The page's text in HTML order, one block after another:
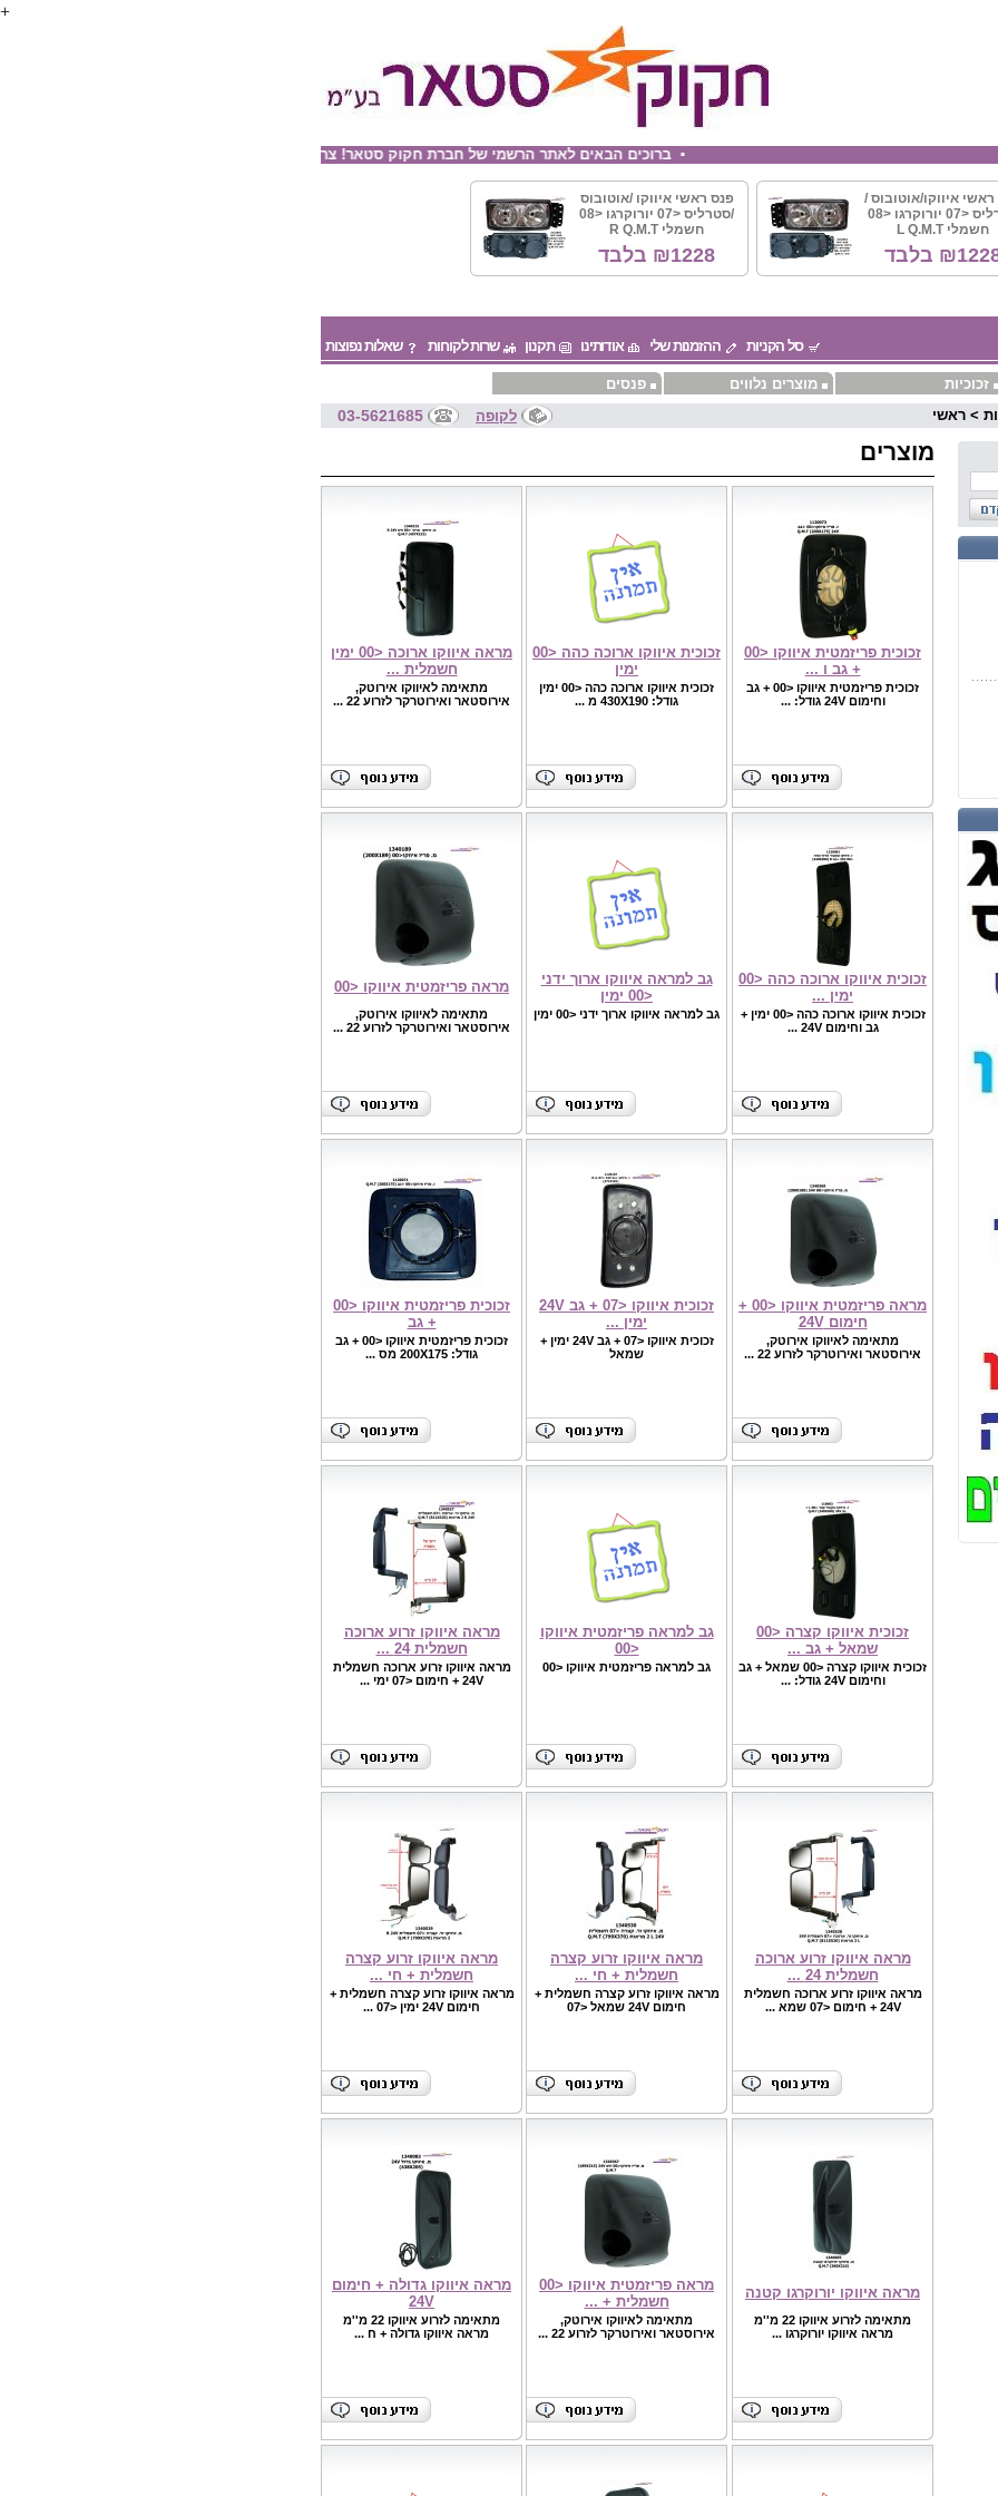
+
ברוכים הבאים לאתר הרשמי של חברת חקוק סטאר! צרו איתנו קשר בכתובת: mail@hakukstar.co.il
איווקו/אוטובוס /
סטרליס <07 יורוקרגו <08
חשמלי ‏L Q.M.T
בלבד
פנס ראשי איווקו /אוטובוס
/סטרליס <07 יורוקרגו <08
חשמלי ‏R Q.M.T
₪1228 בלבד
סל הקניות ההזמנות שלי אודותינו תקנון שרות לקוחות שאלות נפוצות
זכוכיות מוצרים נלווים פנסים
03-5621685 לקופה ראשי >
מוצרים
זכוכית פריזמטית איווקו <00
+ גב ו ...
זכוכית פריזמטית איווקו <00 + גב
וחימום 24V גודל: ...
זכוכית איווקו ארוכה כהה <00
ימין
זכוכית איווקו ארוכה כהה <00 ימין
גודל: 430X190 מ ...
מראה איווקו ארוכה <00 ימין
חשמלית ...
מתאימה לאיווקו אירוטק,
אירוסטאר ואירוטרקר לזרוע 22 ...
זכוכית איווקו ארוכה כהה <00
ימין ...
זכוכית איווקו ארוכה כהה <00 ימין +
גב וחימום 24V ...
גב למראה איווקו ארוך ידני
<00 ימין
גב למראה איווקו ארוך ידני <00 ימין
מראה פריזמטית איווקו <00
מתאימה לאיווקו אירוטק,
אירוסטאר ואירוטרקר לזרוע 22 ...
מראה פריזמטית איווקו <00 +
חימום 24V
מתאימה לאיווקו אירוטק,
אירוסטאר ואירוטרקר לזרוע 22 ...
זכוכית איווקו <07 + גב ‏24V
‏ימין ...
זכוכית איווקו <07 + גב ‏24V ‏ימין +
שמאל
זכוכית פריזמטית איווקו <00
+ גב
זכוכית פריזמטית איווקו <00 + גב
גודל: 200X175 מס ...
זכוכית איווקו קצרה <00
שמאל + גב ...
זכוכית איווקו קצרה <00 שמאל + גב
וחימום 24V גודל: ...
גב למראה פריזמטית איווקו
<00
גב למראה פריזמטית איווקו <00
מראה איווקו ‏זרוע ארוכה
חשמלית 24 ...
מראה איווקו ‏זרוע ארוכה חשמלית
24V + חימום <07 ימי ...
מראה איווקו ‏זרוע ארוכה
חשמלית 24 ...
מראה איווקו ‏זרוע ארוכה חשמלית
24V + חימום <07 שמא ...
מראה איווקו זרוע קצרה
חשמלית + חי ...
מראה איווקו זרוע קצרה חשמלית +
חימום 24V שמאל <07
מראה איווקו זרוע קצרה
חשמלית + חי ...
מראה איווקו זרוע קצרה חשמלית +
חימום 24V ימין <07 ...
מראה איווקו יורוקרגו קטנה
מתאימה לזרוע איווקו 22 מ''מ
מראה איווקו יורוקרגו ...
מראה פריזמטית איווקו <00
חשמלית + ...
מתאימה לאיווקו אירוטק,
אירוסטאר ואירוטרקר לזרוע 22 ...
מראה איווקו גדולה + חימום
24V
מתאימה לזרוע איווקו 22 מ''מ
מראה איווקו גדולה + ח ...